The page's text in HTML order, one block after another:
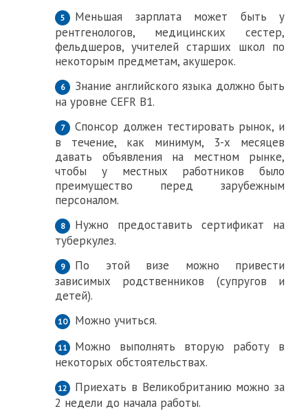
Меньшая зарплата может быть у
рентгенологов, медицинских сестер,
фельдшеров, учителей старших школ по
некоторым предметам, акушерок.
Знание английского языка должно быть
на уровне CEFR B1.
Спонсор должен тестировать рынок, и
в течение, как минимум, 3-х месяцев
давать объявления на местном рынке,
чтобы у местных работников было
преимущество перед зарубежным
персоналом.
Нужно предоставить сертификат на
туберкулез.
По этой визе можно привести
зависимых родственников (супругов и
детей).
Можно учиться.
Можно выполнять вторую работу в
некоторых обстоятельствах.
Приехать в Великобританию можно за
2 недели до начала работы.